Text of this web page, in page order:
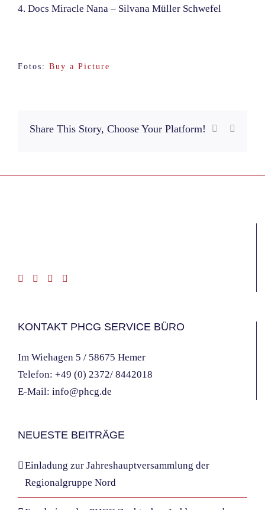
4. Docs Miracle Nana – Silvana Müller Schwefel
Fotos: Buy a Picture
Share This Story, Choose Your Platform! Facebook
KONTAKT PHCG SERVICE BÜRO
Im Wiehagen 5 / 58675 Hemer
Telefon: +49 (0) 2372/ 8442018
E-Mail: info@phcg.de
NEUESTE BEITRÄGE
Einladung zur Jahreshauptversammlung der
Regionalgruppe Nord